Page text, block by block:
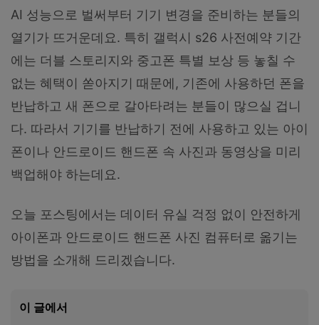
AI 성능으로 벌써부터 기기 변경을 준비하는 분들의
열기가 뜨거운데요. 특히 갤럭시 s26 사전예약 기간
에는 더블 스토리지와 중고폰 특별 보상 등 놓칠 수
없는 혜택이 쏟아지기 때문에, 기존에 사용하던 폰을
반납하고 새 폰으로 갈아타려는 분들이 많으실 겁니
다. 따라서 기기를 반납하기 전에 사용하고 있는 아이
폰이나 안드로이드 핸드폰 속 사진과 동영상을 미리
백업해야 하는데요.
오늘 포스팅에서는 데이터 유실 걱정 없이 안전하게
아이폰과 안드로이드 핸드폰 사진 컴퓨터로 옮기는
방법을 소개해 드리겠습니다.
이 글에서